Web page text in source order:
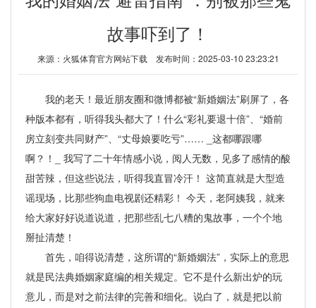
故事吓到了！
来源： 火狐体育官方网站下载 发布时间：2025-03-10 23:23:21
我的老天！最近朋友圈和微博都被“新婚姻法”刷屏了，各
种版本都有，听得我头都大了！什么“彩礼要退十倍”、“婚前
房立刻变共同财产”、“丈母娘要吃亏”…… _这都哪跟哪
啊？！_ 我写了二十年情感小说，阅人无数，见多了感情的酸
甜苦辣，但这些说法，听得我直冒冷汗！ 这简直就是大型造
谣现场，比那些狗血电视剧还精彩！ 今天，老阿姨我，就来
给大家好好说道说道，把那些乱七八糟的鬼故事，一个个地
掰扯清楚！
首先，咱得说清楚，这所谓的“新婚姻法”，实际上的意思
就是民法典婚姻家庭编的相关规定。它不是什么新出炉的玩
意儿，而是对之前法律的完善和细化。说白了，就是把以前